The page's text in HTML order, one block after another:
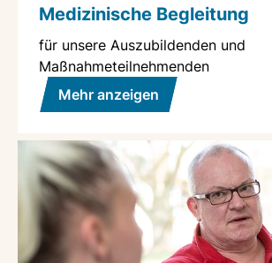
Medizinische Begleitung
für unsere Auszubildenden und
Maßnahmeteilnehmenden
Mehr anzeigen